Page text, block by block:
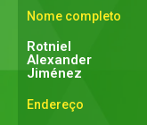
Nome completo
Rotniel
Alexander
Jiménez
Endereço